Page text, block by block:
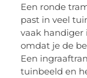
Een ronde
past in veel
vaak handiger
omdat je de
Een
tuinbeeld en